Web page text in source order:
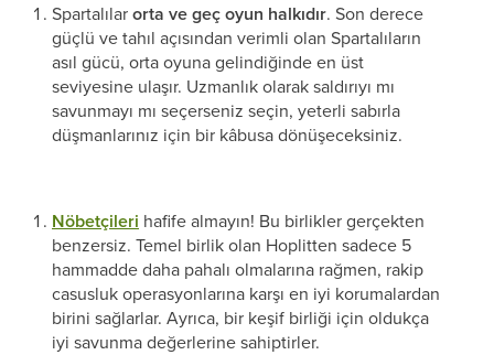
Spartalılarorta ve geç oyun halkıdır. Son derece
güçlü ve tahıl açısından verimli olan Spartalıların
asıl gücü, orta oyuna gelindiğinde en üst
seviyesine ulaşır. Uzmanlık olarak saldırıyı mı
savunmayı mı seçerseniz seçin, yeterli sabırla
düşmanlarınız için bir kâbusa dönüşeceksiniz.
Nöbetçileri hafife almayın! Bu birlikler gerçekten
benzersiz. Temel birlik olan Hoplitten sadece 5
hammadde daha pahalı olmalarına rağmen, rakip
casusluk operasyonlarına karşı en iyi korumalardan
birini sağlarlar. Ayrıca, bir keşif birliği için oldukça
iyi savunma değerlerine sahiptirler.